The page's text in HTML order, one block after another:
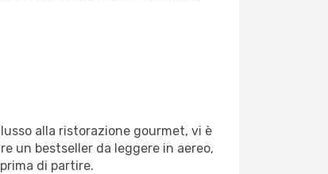
alla ristorazione gourmet, vi è
un bestseller da leggere in aereo,
di partire.